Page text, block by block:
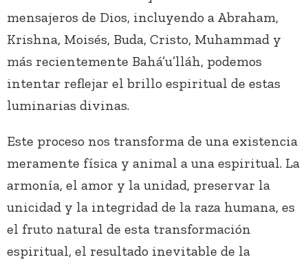
mensajeros de Dios, incluyendo a Abraham,
Krishna, Moisés, Buda, Cristo, Muhammad y
más recientemente Bahá’u’lláh, podemos
intentar reflejar el brillo espiritual de estas
luminarias divinas.
Este proceso nos transforma de una existencia
meramente física y animal a una espiritual. La
armonía, el amor y la unidad, preservar la
unicidad y la integridad de la raza humana, es
el fruto natural de esta transformación
espiritual, el resultado inevitable de la